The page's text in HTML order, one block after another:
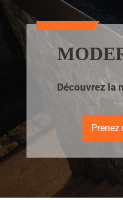
Découvrez la
Prenez